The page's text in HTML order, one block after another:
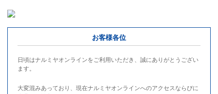
お客様各位
日頃はナルミヤオンラインをご利用いただき、誠にありがとうござい
ます。
大変混みあっており、現在ナルミヤオンラインへのアクセスならびに